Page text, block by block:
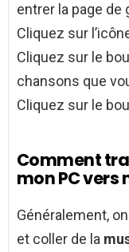
entrer la page de
Cliquez sur
Cliquez sur le
chansons que
Cliquez sur le
Comment
mon PC vers
Généralement,
et coller de la